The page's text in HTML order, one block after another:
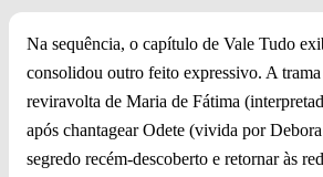
Na sequência, o capítulo de Vale Tudo
consolidou outro feito expressivo. A
reviravolta de Maria de Fátima
após chantagear Odete (vivida por
segredo recém-descoberto e retornar às